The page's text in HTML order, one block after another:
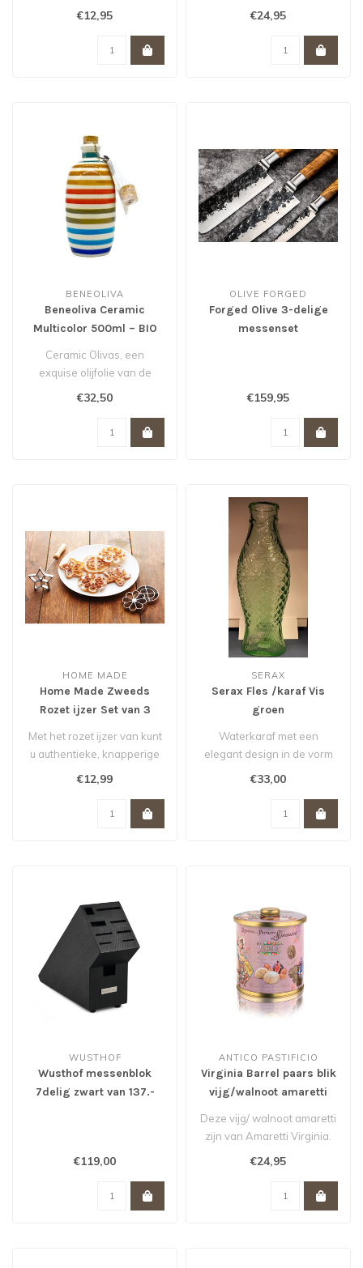
knoflook, gember of
€12,95
om oliën, azijn en andere
€24,95
BENEOLIVA
Beneoliva Ceramic
Multicolor 500ml – BIO
Ceramic Olivas, een
exquise olijfolie van de
€32,50
OLIVE FORGED
Forged Olive 3-delige
messenset
€159,95
HOME MADE
Home Made Zweeds
Rozet ijzer Set van 3
Met het rozet ijzer van kunt
u authentieke, knapperige
rozetkoekjes maken..
€12,99
SERAX
Serax Fles /karaf Vis
groen
Waterkaraf met een
elegant design in de vorm
van een vis.
€33,00
WUSTHOF
Wusthof messenblok
7delig zwart van 137.-
€119,00
ANTICO PASTIFICIO
Virginia Barrel paars blik
vijg/walnoot amaretti
Deze vijg/ walnoot amaretti
zijn van Amaretti Virginia.
€24,95